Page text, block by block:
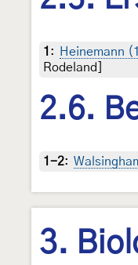
1 : Heinemann
Rodeland]
2.6.
1-2:
3.